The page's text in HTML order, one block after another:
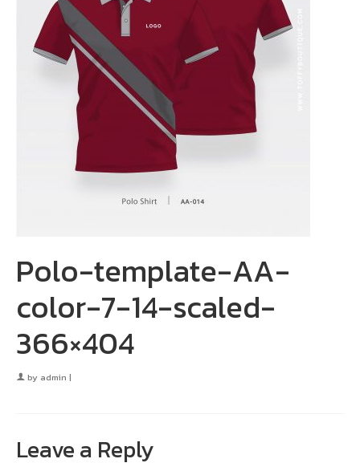
Polo-template-AA-
color-7-14-scaled-
366×404
by admin |
Leave a Reply